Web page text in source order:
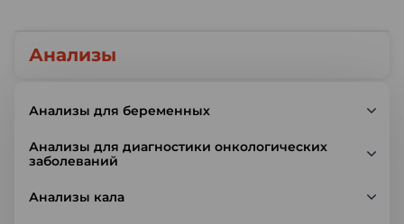
Анализы
Анализы для беременных
Анализы для диагностики онкологических
заболеваний
Анализы кала